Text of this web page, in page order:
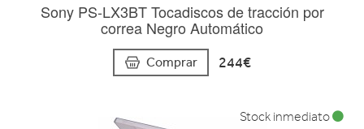
Sony PS-LX3BT Tocadiscos de tracción por
correa Negro Automático
Comprar 244€
Stock inmediato